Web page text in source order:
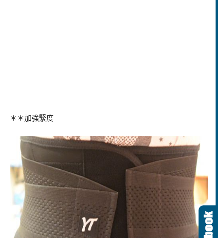
＊＊加強緊度